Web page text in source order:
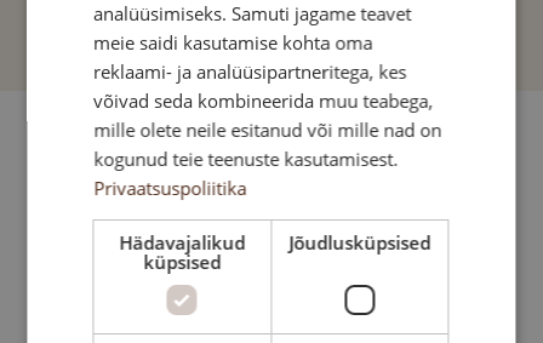
SPANISH
FRENCH
ITALIAN
LITHUANIAN
POLISH
analüüsimiseks. Samuti jagame teavet
meie saidi kasutamise kohta oma
reklaami- ja analüüsipartneritega, kes
võivad seda kombineerida muu teabega,
mille olete neile esitanud või mille nad on
kogunud teie teenuste kasutamisest.
Privaatsuspoliitika
Hädavajalikud
küpsised
Jõudlusküpsised